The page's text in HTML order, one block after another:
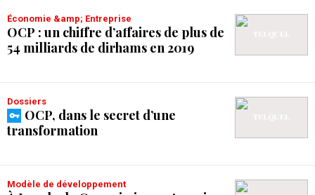
Économie &amp; Entreprise
OCP : un chiffre d’affaires de plus de
54 milliards de dirhams en 2019
Dossiers
OCP, dans le secret d’une
transformation
Modèle de développement